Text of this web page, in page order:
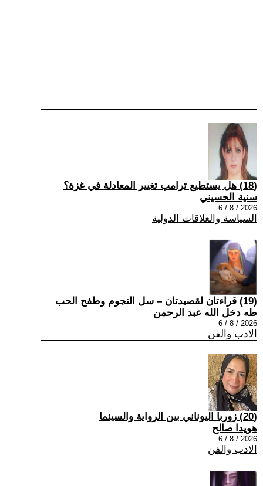
(18) هل يستطيع ترامب تغيير المعادلة في غزة؟
سنية الحسيني
2026 / 8 / 6
السياسة والعلاقات الدولية
(19) قراءتان لقصيدتان – سل النجوم وطفح الحب
طه دخل الله عبد الرحمن
2026 / 8 / 6
الادب والفن
(20) زوربا اليوناني بين الرواية والسينما
هويدا صالح
2026 / 8 / 6
الادب والفن